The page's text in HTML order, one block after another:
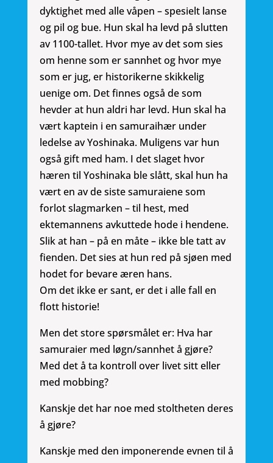
dyktighet med alle våpen – spesielt lanse
og pil og bue. Hun skal ha levd på slutten
av 1100-tallet. Hvor mye av det som sies
om henne som er sannhet og hvor mye
som er jug, er historikerne skikkelig
uenige om. Det finnes også de som
hevder at hun aldri har levd. Hun skal ha
vært kaptein i en samuraihær under
ledelse av Yoshinaka. Muligens var hun
også gift med ham. I det slaget hvor
hæren til Yoshinaka ble slått, skal hun ha
vært en av de siste samuraiene som
forlot slagmarken – til hest, med
ektemannens avkuttede hode i hendene.
Slik at han – på en måte – ikke ble tatt av
fienden. Det sies at hun red på sjøen med
hodet for bevare æren hans.
Om det ikke er sant, er det i alle fall en
flott historie!
Men det store spørsmålet er: Hva har
samuraier med løgn/sannhet å gjøre?
Med det å ta kontroll over livet sitt eller
med mobbing?
Kanskje det har noe med stoltheten deres
å gjøre?
Kanskje med den imponerende evnen til å